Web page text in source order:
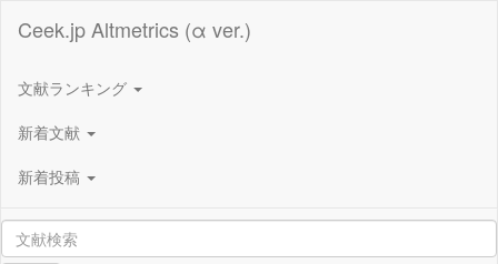
Ceek.jp Altmetrics (α ver.)
文献ランキング
新着文献
新着投稿